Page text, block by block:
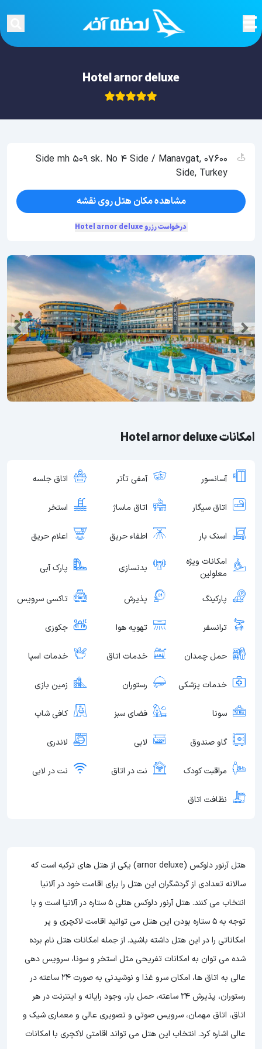
Hotel arnor deluxe
امکانات Hotel arnor deluxe
آسانسور آمفی تأتر اتاق جلسه
اتاق سیگار اتاق ماساژ استخر
اسنک بار اطفاء حریق اعلام حریق
امکانات ویژه
معلولین
بدنسازی پارک آبی
پارکینگ پذیرش تاکسی سرویس
ترانسفر تهویه هوا جکوزی
حمل چمدان خدمات اتاق خدمات اسپا
خدمات پزشکی رستوران زمین بازی
سونا فضای سبز کافی شاپ
گاو صندوق لابی لاندری
مراقبت کودک نت در اتاق نت در لابی
نظافت اتاق
هتل آرنور دلوکس (arnor deluxe) یکی از هتل های ترکیه است که
سالانه تعدادی از گردشگران این هتل را برای اقامت خود در آلانیا
انتخاب می کنند. هتل آرنور دلوکس هتلی 5 ستاره در آلانیا است و با
توجه به 5 ستاره بودن این هتل
می توانید اقامت لاکچری و پر
امکاناتی را در این هتل داشته باشید. از جمله امکانات هتل نام برده
شده می توان به امکانات تفریحی مثل استخر و سونا، سرویس دهی
عالی به اتاق ها، امکان سرو غذا و نوشیدنی به صورت 24 ساعته در
رستوران، پذیرش 24 ساعته، حمل بار، وجود رایانه و اینترنت در هر
اتاق، اتاق مهمان، سرویس صوتی و تصویری عالی و معماری شیک و
عالی اشاره کرد. انتخاب این هتل می تواند اقامتی لاکچری با امکانات
Side mh 509 sk. No 4 Side / Manavgat, 07600
Side, Turkey
مشاهده مکان هتل روی نقشه
درخواست رزرو Hotel arnor deluxe